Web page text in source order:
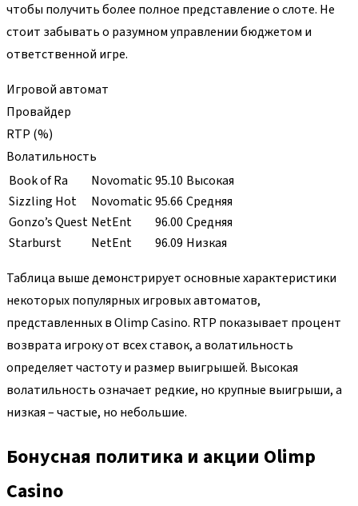
чтобы получить более полное представление о слоте. Не
стоит забывать о разумном управлении бюджетом и
ответственной игре.
Игровой автомат
Провайдер
RTP (%)
Волатильность
Book of Ra
Novomatic95.10 Высокая
Sizzling Hot
Novomatic95.66 Средняя
Gonzo’s Quest NetEnt 96.00 Средняя
Starburst
NetEnt 96.09 Низкая
Таблица выше демонстрирует основные характеристики
некоторых популярных игровых автоматов,
представленных в Olimp Casino. RTP показывает процент
возврата игроку от всех ставок, а волатильность
определяет частоту и размер выигрышей. Высокая
волатильность означает редкие, но крупные выигрыши, а
низкая – частые, но небольшие.
Бонусная политика и акции Olimp
Casino